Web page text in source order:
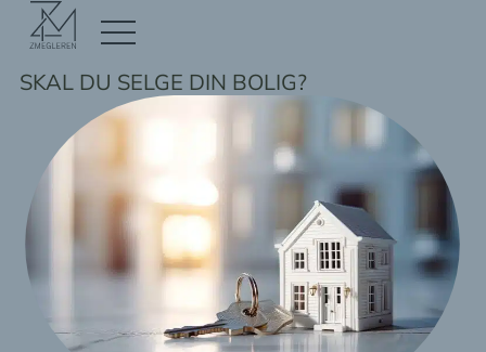
SKAL DU SELGE DIN BOLIG?